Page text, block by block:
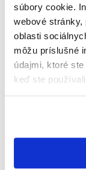
súbory cookie.
webové
oblasti
môžu príslušné
údajmi, ktoré
keď ste
50%
Popis
Táto esteticky
mačacej tváre a
maznáčika, tak pre